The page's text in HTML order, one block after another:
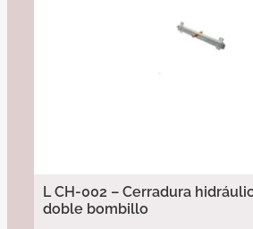
L CH-002 – Cerradura
doble bombillo